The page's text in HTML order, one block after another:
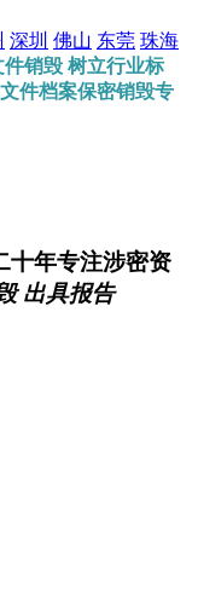
深圳 佛山 东莞 珠海
件销毁 树立行业标
件档案保密销毁专
十年专注涉密资
出具报告